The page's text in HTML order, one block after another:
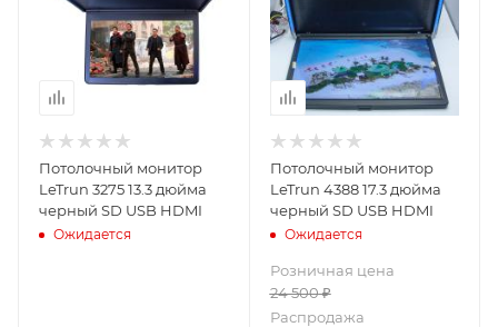
Потолочный монитор
LeTrun 3275 13.3 дюйма
черный SD USB HDMI
Ожидается
Потолочный монитор
LeTrun 4388 17.3 дюйма
черный SD USB HDMI
Ожидается
Розничная цена
24 500₽
Распродажа